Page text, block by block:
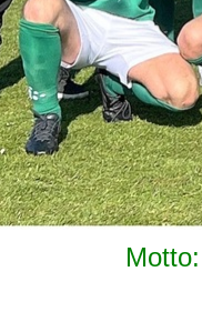
Motto: